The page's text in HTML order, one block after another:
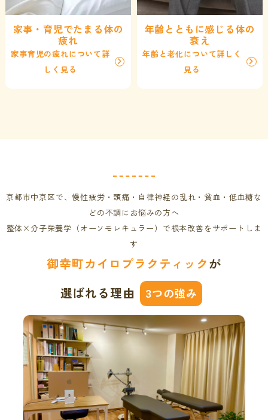
家事・育児でたまる体の
疲れ
家事育児の疲れについて詳
しく見る
年齢とともに感じる体の
衰え
年齢と老化について詳しく
見る
京都市中京区で、慢性疲労・頭痛・自律神経の乱れ・貧血・低血糖な
どの不調にお悩みの方へ
整体×分子栄養学（オーソモレキュラー）で根本改善をサポートしま
す
御幸町カイロプラクティックが
選ばれる理由
3つの強み